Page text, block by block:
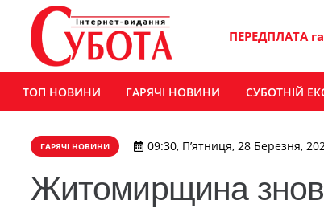
ПЕРЕДПЛАТА
ТОП НОВИНИ ГАРЯЧІ НОВИНИ СУБОТНІЙ
ГАРЯЧІ НОВИНИ 09:30, П’ятниця, 28 Березня,
Житомирщина